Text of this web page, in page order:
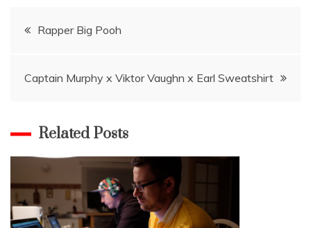
Navigace
Rapper Big Pooh
Captain Murphy x Viktor Vaughn x Earl Sweatshirt
Related Posts